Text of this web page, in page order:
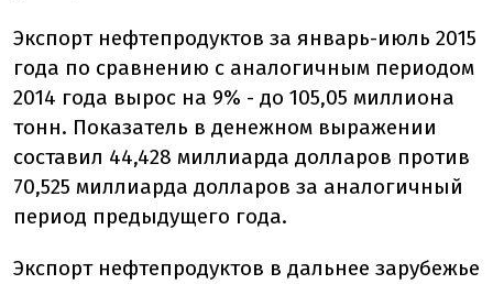
Экспорт нефтепродуктов за январь-июль 2015
года по сравнению с аналогичным периодом
2014 года вырос на 9% - до 105,05 миллиона
тонн. Показатель в денежном выражении
составил 44,428 миллиарда долларов против
70,525 миллиарда долларов за аналогичный
период предыдущего года.
Экспорт нефтепродуктов в дальнее зарубежье